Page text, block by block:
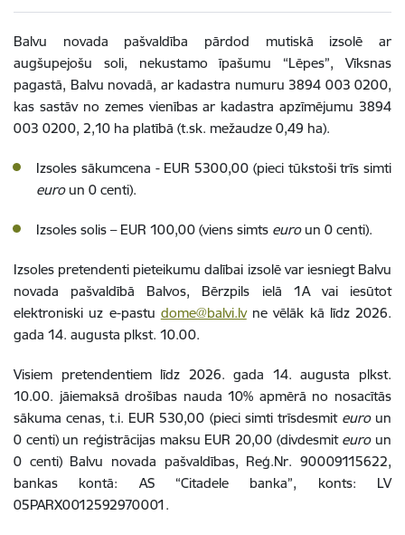
Balvu novada pašvaldība pārdod mutiskā izsolē ar
augšupejošu soli, nekustamo īpašumu “Lēpes”, Vīksnas
pagastā, Balvu novadā, ar kadastra numuru 3894 003 0200,
kas sastāv no zemes vienības ar kadastra apzīmējumu 3894
003 0200, 2,10 ha platībā (t.sk. mežaudze 0,49 ha).
Izsoles sākumcena - EUR 5300,00 (pieci tūkstoši trīs simti
euro un 0 centi).
Izsoles solis – EUR 100,00 (viens simts euroun 0 centi).
Izsoles pretendenti pieteikumu dalībai izsolē var iesniegt Balvu
novada pašvaldībā Balvos, Bērzpils ielā 1A vai iesūtot
elektroniski uz e-pastu dome@balvi.lvne vēlāk kā līdz 2026.
gada 14. augusta plkst. 10.00.
Visiem pretendentiem līdz 2026. gada 14. augusta plkst.
10.00. jāiemaksā drošības nauda 10% apmērā no nosacītās
sākuma cenas, t.i. EUR 530,00 (pieci simti trīsdesmit euro un
0 centi) un reģistrācijas maksu EUR 20,00 (divdesmit euroun
0 centi) Balvu novada pašvaldības, Reģ.Nr. 90009115622,
bankas kontā: AS “Citadele banka”, konts: LV
05PARX0012592970001.